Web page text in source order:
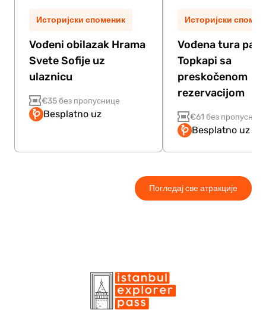
Погледај све атракције
Историјски споменик
Vođeni obilazak Hrama
Svete Sofije uz
ulaznicu
€35 без пропуснице
Besplatno uz
Историјски
Vođena tura
Topkapi sa
preskočenom
rezervacijom
€61 без
Besplatno uz